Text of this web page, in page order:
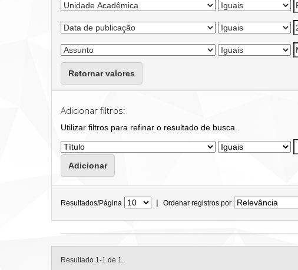
Retornar valores
Adicionar filtros:
Utilizar filtros para refinar o resultado de busca.
Resultados/Página | Ordenar registros por
Resultado 1-1 de 1.